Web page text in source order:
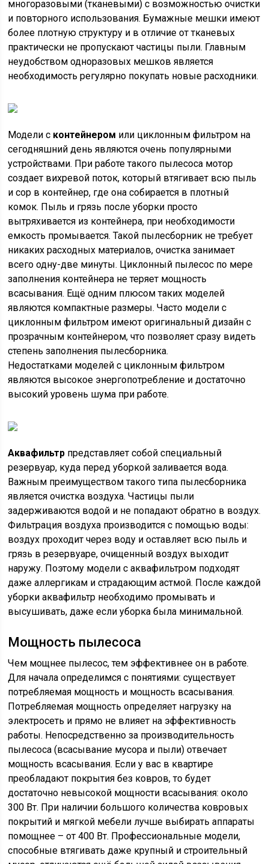
многоразовыми (тканевыми) с возможностью очистки
и повторного использования. Бумажные мешки имеют
более плотную структуру и в отличие от тканевых
практически не пропускают частицы пыли. Главным
неудобством одноразовых мешков является
необходимость регулярно покупать новые расходники.
Модели с контейнером или циклонным фильтром на
сегодняшний день являются очень популярными
устройствами. При работе такого пылесоса мотор
создает вихревой поток, который втягивает всю пыль
и сор в контейнер, где она собирается в плотный
комок. Пыль и грязь после уборки просто
вытряхивается из контейнера, при необходимости
емкость промывается. Такой пылесборник не требует
никаких расходных материалов, очистка занимает
всего одну-две минуты. Циклонный пылесос по мере
заполнения контейнера не теряет мощность
всасывания. Ещё одним плюсом таких моделей
являются компактные размеры. Часто модели с
циклонным фильтром имеют оригинальный дизайн с
прозрачным контейнером, что позволяет сразу видеть
степень заполнения пылесборника.
Недостатками моделей с циклонным фильтром
являются высокое энергопотребление и достаточно
высокий уровень шума при работе.
Аквафильтр представляет собой специальный
резервуар, куда перед уборкой заливается вода.
Важным преимуществом такого типа пылесборника
является очистка воздуха. Частицы пыли
задерживаются водой и не попадают обратно в воздух.
Фильтрация воздуха производится с помощью воды:
воздух проходит через воду и оставляет всю пыль и
грязь в резервуаре, очищенный воздух выходит
наружу. Поэтому модели с аквафильтром подходят
даже аллергикам и страдающим астмой. После каждой
уборки аквафильтр необходимо промывать и
высушивать, даже если уборка была минимальной.
Мощность пылесоса
Чем мощнее пылесос, тем эффективнее он в работе.
Для начала определимся с понятиями: существует
потребляемая мощность и мощность всасывания.
Потребляемая мощность определяет нагрузку на
электросеть и прямо не влияет на эффективность
работы. Непосредственно за производительность
пылесоса (всасывание мусора и пыли) отвечает
мощность всасывания. Если у вас в квартире
преобладают покрытия без ковров, то будет
достаточно невысокой мощности всасывания: около
300 Вт. При наличии большого количества ковровых
покрытий и мягкой мебели лучше выбирать аппараты
помощнее – от 400 Вт. Профессиональные модели,
способные втягивать даже крупный и строительный